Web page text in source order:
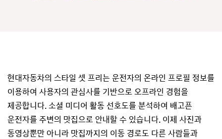
현대자동차의 스타일 셋 프리는 운전자의 온라인 프로필 정보를
이용하여 사용자의 관심사를 기반으로 오프라인 경험을
제공합니다. 소셜 미디어 활동 선호도를 분석하여 배고픈
운전자를 주변의 맛집으로 안내할 수 있습니다. 이제 사진과
동영상뿐만 아니라 맛집까지의 이동 경로도 다른 사람들과